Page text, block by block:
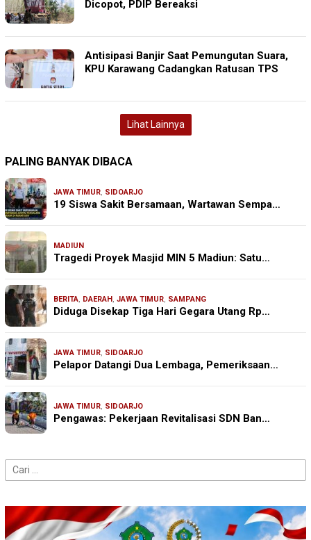
Dicopot, PDIP Bereaksi
Antisipasi Banjir Saat Pemungutan Suara,
KPU Karawang Cadangkan Ratusan TPS
Lihat Lainnya
PALING BANYAK DIBACA
JAWA TIMUR, SIDOARJO
19 Siswa Sakit Bersamaan, Wartawan Sempa…
MADIUN
Tragedi Proyek Masjid MIN 5 Madiun: Satu…
BERITA, DAERAH, JAWA TIMUR, SAMPANG
Diduga Disekap Tiga Hari Gegara Utang Rp…
JAWA TIMUR, SIDOARJO
Pelapor Datangi Dua Lembaga, Pemeriksaan…
JAWA TIMUR, SIDOARJO
Pengawas: Pekerjaan Revitalisasi SDN Ban…
Cari
untuk: